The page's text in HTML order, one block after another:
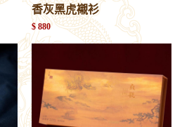
香灰黑虎襯衫
$ 880